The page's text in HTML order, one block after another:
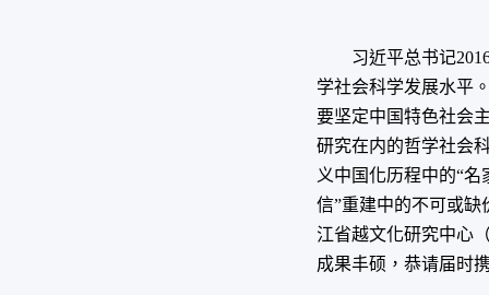
习近平总书记
学社会科学发展水平
要坚定中国特色社会
研究在内的哲学社会
义中国化历程中的“名
信”重建中的不可或缺
江省越文化研究中心
成果丰硕，恭请届时